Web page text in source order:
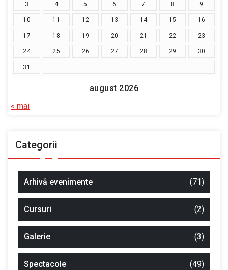
august 2026
3 4 5 6 7 8 9
10 11 12 13 14 15 16
17 18 19 20 21 22 23
24 25 26 27 28 29 30
31
« mai
Categorii
Arhivă evenimente (71)
Cursuri (2)
Galerie (3)
Spectacole (49)